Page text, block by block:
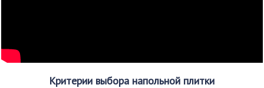
Критерии выбора напольной плитки